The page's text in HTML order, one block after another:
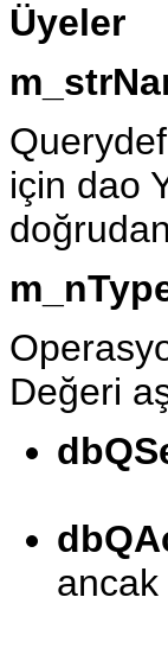
Üyeler
için dao
Değeri
ancak